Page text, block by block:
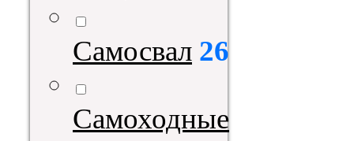
Самосвал 26
Самоходные